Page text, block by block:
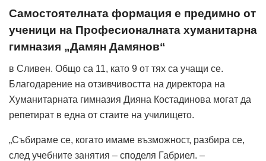
Самостоятелната формация е предимно от
ученици на Професионалната хуманитарна
гимназия „Дамян Дамянов“
в Сливен. Общо са 11, като 9 от тях са учащи се.
Благодарение на отзивчивостта на директора на
Хуманитарната гимназия Дияна Костадинова могат да
репетират в една от стаите на училището.
„Събираме се, когато имаме възможност, разбира се,
след учебните занятия – споделя Габриел. –